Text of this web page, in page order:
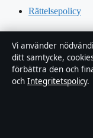
Rättelsepolicy
Kändisar &
Integritetspolicy
Vi använder
ditt samtycke,
förbättra den och
och Integritetspolicy.